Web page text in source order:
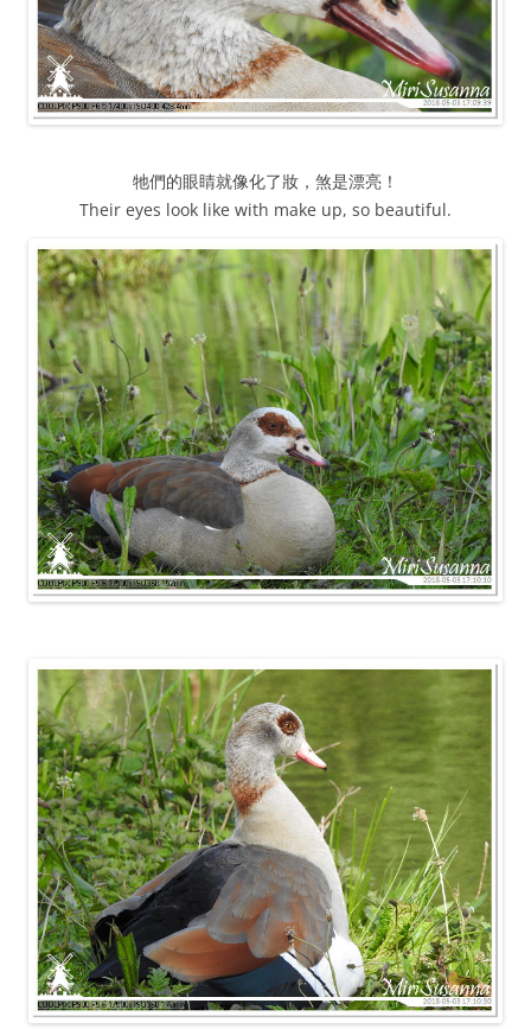
牠們的眼睛就像化了妝，煞是漂亮！
Their eyes look like with make up, so beautiful.